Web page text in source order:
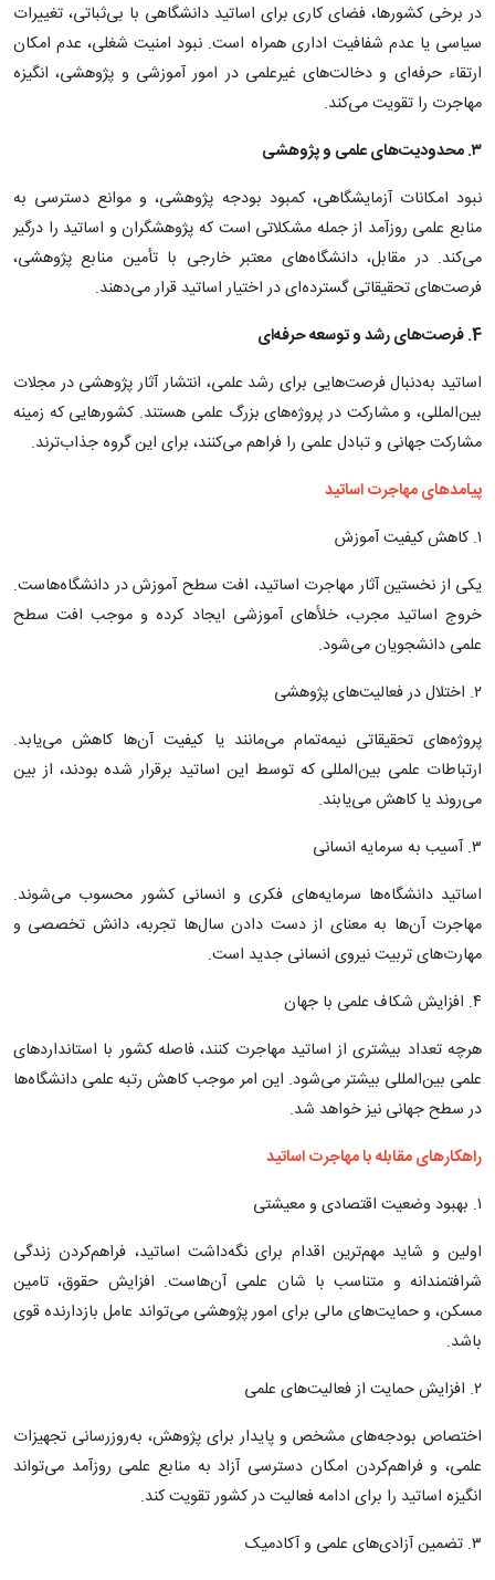
در برخی کشورها، فضای کاری برای اساتید دانشگاهی با بی‌ثباتی، تغییرات
سیاسی یا عدم شفافیت اداری همراه است. نبود امنیت شغلی، عدم امکان
ارتقاء حرفه‌ای و دخالت‌های غیرعلمی در امور آموزشی و پژوهشی، انگیزه
مهاجرت را تقویت می‌کند.
۳. محدودیت‌های علمی و پژوهشی
نبود امکانات آزمایشگاهی، کمبود بودجه پژوهشی، و موانع دسترسی به
منابع علمی روزآمد از جمله مشکلاتی است که پژوهشگران و اساتید را درگیر
می‌کند. در مقابل، دانشگاه‌های معتبر خارجی با تأمین منابع پژوهشی،
فرصت‌های تحقیقاتی گسترده‌ای در اختیار اساتید قرار می‌دهند.
4. فرصت‌های رشد و توسعه حرفه‌ای
اساتید به‌دنبال فرصت‌هایی برای رشد علمی، انتشار آثار پژوهشی در مجلات
بین‌المللی، و مشارکت در پروژه‌های بزرگ علمی هستند. کشورهایی که زمینه
مشارکت جهانی و تبادل علمی را فراهم می‌کنند، برای این گروه جذاب‌ترند.
پیامدهای مهاجرت اساتید
۱. کاهش کیفیت آموزش
یکی از نخستین آثار مهاجرت اساتید، افت سطح آموزش در دانشگاه‌هاست.
خروج اساتید مجرب، خلأهای آموزشی ایجاد کرده و موجب افت سطح
علمی دانشجویان می‌شود.
۲. اختلال در فعالیت‌های پژوهشی
پروژه‌های تحقیقاتی نیمه‌تمام می‌مانند یا کیفیت آن‌ها کاهش می‌یابد.
ارتباطات علمی بین‌المللی که توسط این اساتید برقرار شده بودند، از بین
می‌روند یا کاهش می‌یابند.
۳. آسیب به سرمایه انسانی
اساتید دانشگاه‌ها سرمایه‌های فکری و انسانی کشور محسوب می‌شوند.
مهاجرت آن‌ها به معنای از دست دادن سال‌ها تجربه، دانش تخصصی و
مهارت‌های تربیت نیروی انسانی جدید است.
۴. افزایش شکاف علمی با جهان
هرچه تعداد بیشتری از اساتید مهاجرت کنند، فاصله کشور با استانداردهای
علمی بین‌المللی بیشتر می‌شود. این امر موجب کاهش رتبه علمی دانشگاه‌ها
در سطح جهانی نیز خواهد شد.
راهکارهای مقابله با مهاجرت اساتید
۱. بهبود وضعیت اقتصادی و معیشتی
اولین و شاید مهم‌ترین اقدام برای نگه‌داشت اساتید، فراهم‌کردن زندگی
شرافتمندانه و متناسب با شان علمی آن‌هاست. افزایش حقوق، تامین
مسکن، و حمایت‌های مالی برای امور پژوهشی می‌تواند عامل بازدارنده قوی
باشد.
۲. افزایش حمایت از فعالیت‌های علمی
اختصاص بودجه‌های مشخص و پایدار برای پژوهش، به‌روزرسانی تجهیزات
علمی، و فراهم‌کردن امکان دسترسی آزاد به منابع علمی روزآمد می‌تواند
انگیزه اساتید را برای ادامه فعالیت در کشور تقویت کند.
۳. تضمین آزادی‌های علمی و آکادمیک